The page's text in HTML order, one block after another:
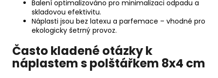
Balení optimalizováno pro minimalizaci odpadu a
skladovou efektivitu.
Náplasti jsou bez latexu a parfemace – vhodné pro
ekologicky šetrný provoz.
Často kladené otázky k
náplastem s polštářkem 8x4 cm